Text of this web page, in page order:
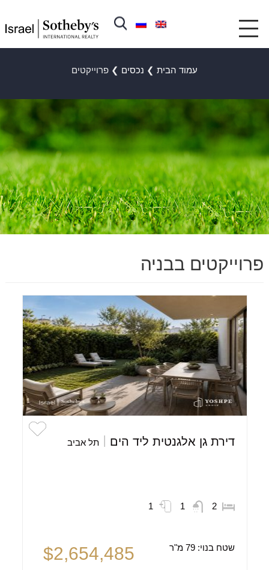
עמוד הבית ❯ נכסים ❯ פרוייקטים
פרוייקטים בבניה
דירת גן אלגנטית ליד הים תל אביב
2
1
1
שטח בנוי:79 מ"ר $2,654,485